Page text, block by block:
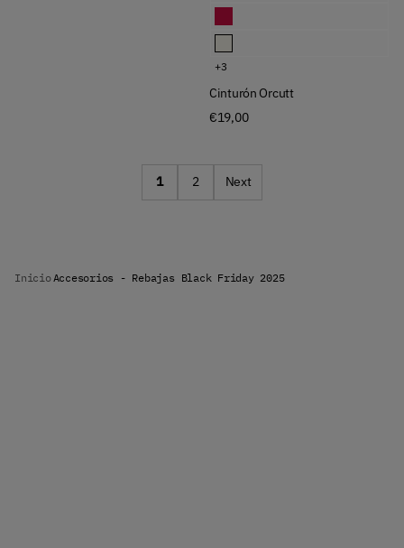
+3
Cinturón Orcutt
€19,00
1 2 Next
Inicio Accesorios - Rebajas Black Friday 2025